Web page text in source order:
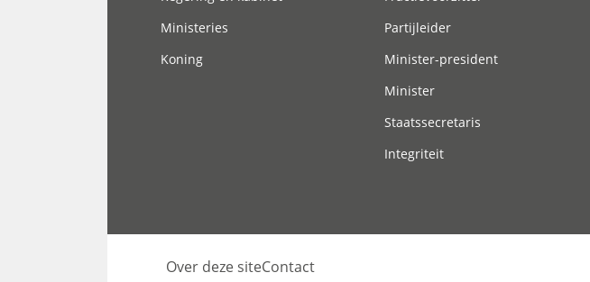
Ministeries
Koning
Partijleider
Minister-president
Minister
Staatssecretaris
Integriteit
Over deze siteContact